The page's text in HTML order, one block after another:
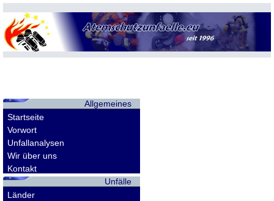
Allgemeines
Startseite
Vorwort
Unfallanalysen
Wir über uns
Kontakt
Unfälle
Länder